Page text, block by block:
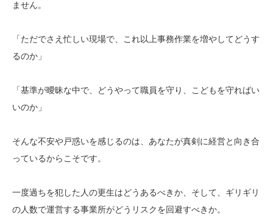
ません。
「ただでさえ忙しい現場で、これ以上事務作業を増やしてどうす
るのか」
「基準が曖昧な中で、どうやって職員を守り、こどもを守ればい
いのか」
そんな不安や戸惑いを感じるのは、あなたが真剣に経営と向き合
っているからこそです。
一度過ちを犯した人の更生はどうあるべきか、そして、ギリギリ
の人数で運営する事業所がどうリスクを回避すべきか。